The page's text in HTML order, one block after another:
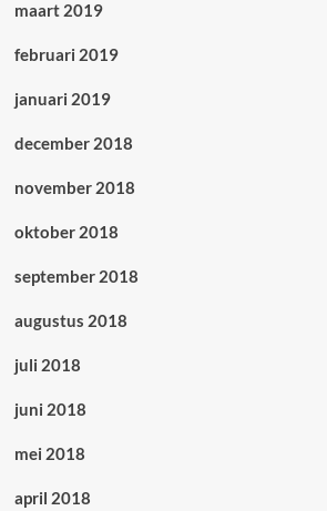
maart 2019
februari 2019
januari 2019
december 2018
november 2018
oktober 2018
september 2018
augustus 2018
juli 2018
juni 2018
mei 2018
april 2018